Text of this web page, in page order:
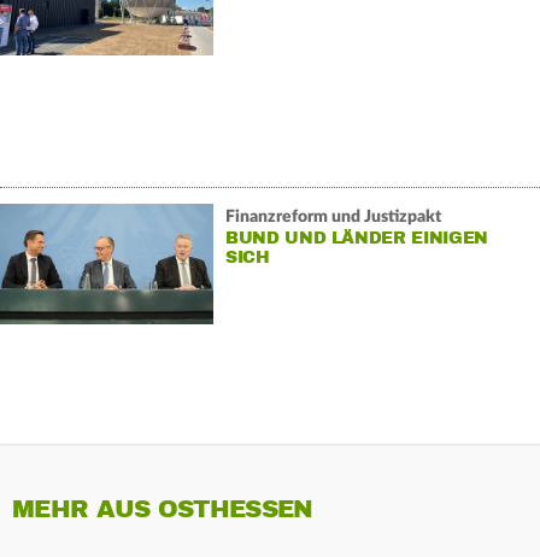
Finanzreform und Justizpakt
BUND UND LÄNDER EINIGEN
SICH
MEHR AUS OSTHESSEN